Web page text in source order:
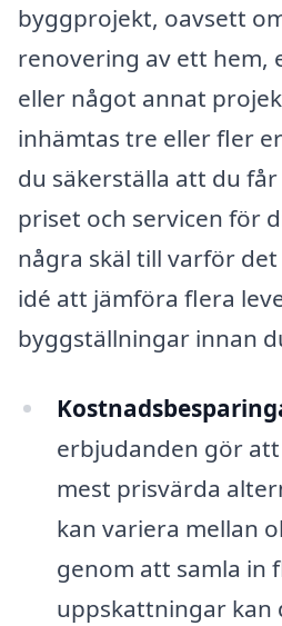
byggprojekt, oavsett
renovering av ett hem,
eller något annat
inhämtas tre eller fler
du säkerställa att du
priset och servicen för
några skäl till varför
idé att jämföra flera
byggställningar innan
erbjudanden gör
mest prisvärda
kan variera mellan
genom att samla in
uppskattningar kan